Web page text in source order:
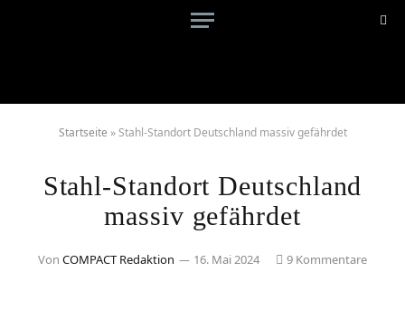
Startseite »Stahl-Standort Deutschland massiv gefährdet
Stahl-Standort Deutschland
massiv gefährdet
Von COMPACT Redaktion 16. Mai 2024 9 Kommentare